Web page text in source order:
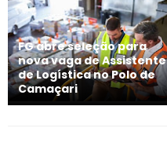
FG abre seleção para
nova vaga de Assistente
de Logística no Polo de
Camaçari